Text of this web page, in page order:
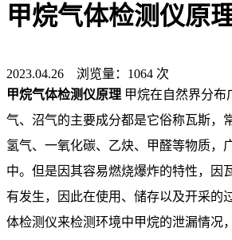
甲烷气体检测仪原
2023.04.26 浏览量：1064 次
甲烷气体检测仪原理 甲烷在自然界分布
气、沼气的主要成分都是它俗称瓦斯，
氢气、一氧化碳、乙炔、甲醛等物质，
中。但是因其容易燃烧爆炸的特性，因
有发生，因此在使用、储存以及开采的
体检测仪来检测环境中甲烷的泄漏情况